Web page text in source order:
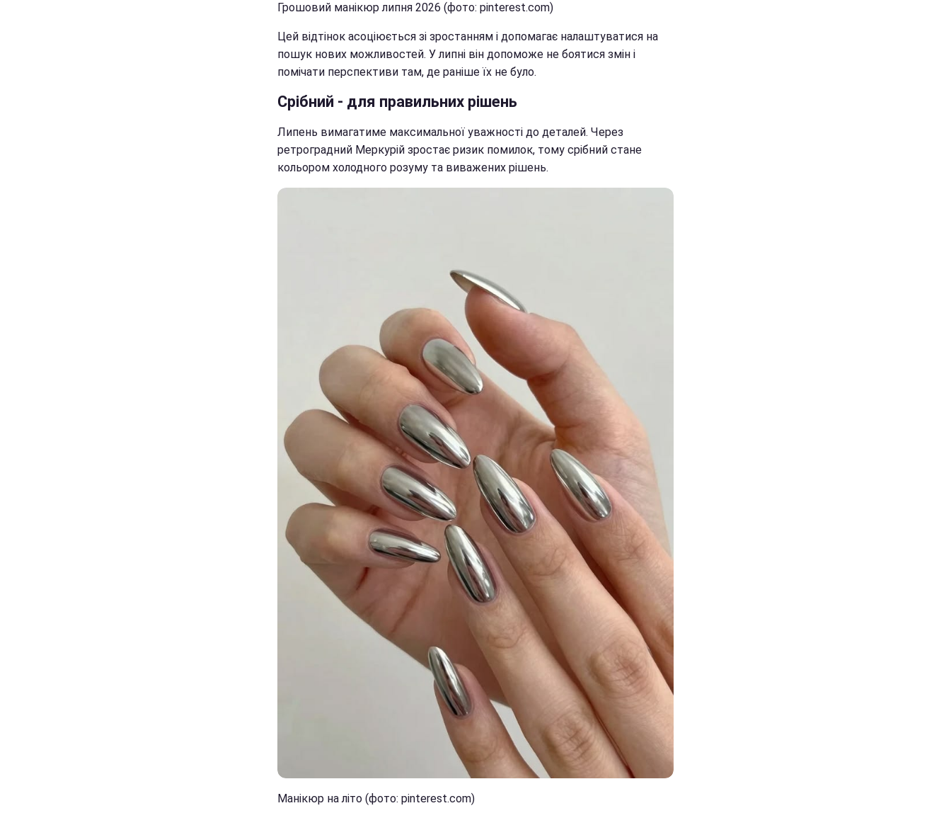
Грошовий манікюр липня 2026 (фото: pinterest.com)
Цей відтінок асоціюється зі зростанням і допомагає налаштуватися на
пошук нових можливостей. У липні він допоможе не боятися змін і
помічати перспективи там, де раніше їх не було.
Срібний - для правильних рішень
Липень вимагатиме максимальної уважності до деталей. Через
ретроградний Меркурій зростає ризик помилок, тому срібний стане
кольором холодного розуму та виважених рішень.
Манікюр на літо (фото: pinterest.com)